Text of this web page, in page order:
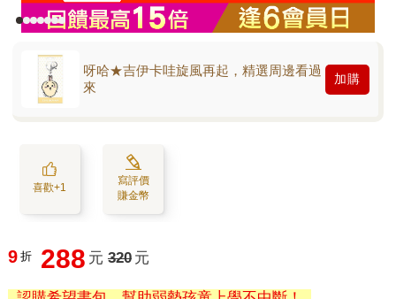
呀哈★吉伊卡哇旋風再起，精選周邊看過
來
加購
喜歡+1
寫評價
賺金幣
9 折 288 元 320 元